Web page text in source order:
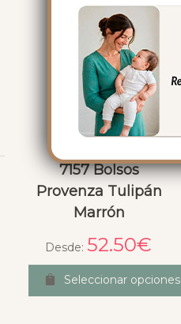
7157 Bolsos
Provenza Tulipán
Marrón
Desde: 52.50€
Seleccionar opciones